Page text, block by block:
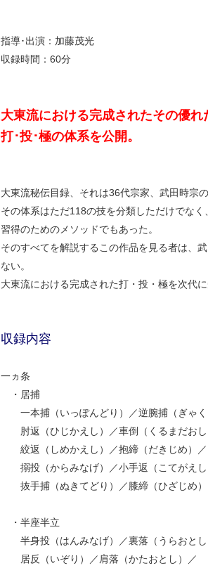
指導･出演：加藤茂光
収録時間：60分
大東流における完成されたその優れ
打･投･極の体系を公開。
大東流秘伝目録、それは36代宗家、武田時宗
その体系はただ118の技を分類しただけでな
習得のためのメソッドでもあった。
そのすべてを解説するこの作品を見る者は、
ない。
大東流における完成された打・投・極を次代
収録内容
一ヵ条
・居捕
一本捕（いっぽんどり）／逆腕捕（ぎゃく
肘返（ひじかえし）／車倒（くるまだおし
絞返（しめかえし）／抱締（だきじめ）／
搦投（からみなげ）／小手返（こてがえし
抜手捕（ぬきてどり）／膝締（ひざじめ）
・半座半立
半身投（はんみなげ）／裏落（うらおとし
居反（いぞり）／肩落（かたおとし）／